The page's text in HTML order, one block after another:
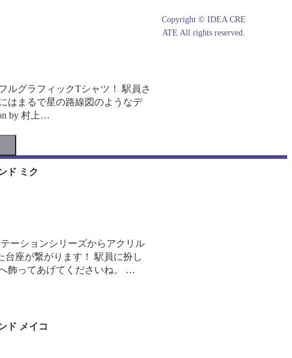
ルグラフィックTシャツ！ 駅員さ
はまるで星の路線図のようなデ
by 村上…
ド ミク
ーションシリーズからアクリル
台座が繋がります！ 駅員に扮し
飾ってあげてくださいね。 …
ド メイコ
Copyright © IDEA CRE
ATE All rights reserved.